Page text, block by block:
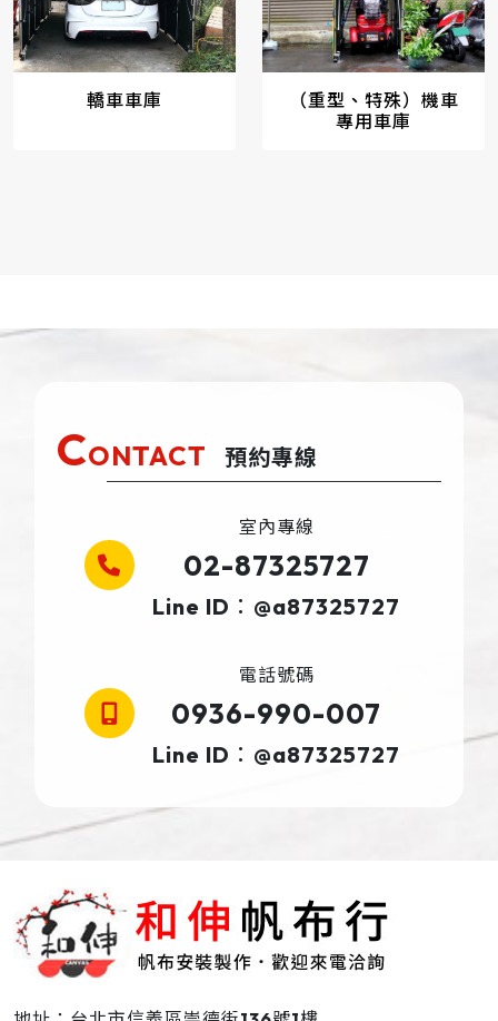
轎車車庫
（重型、特殊）機車
專用車庫
CONTACT 預約專線
室內專線
02-87325727
Line ID：@a87325727
電話號碼
0936-990-007
Line ID：@a87325727